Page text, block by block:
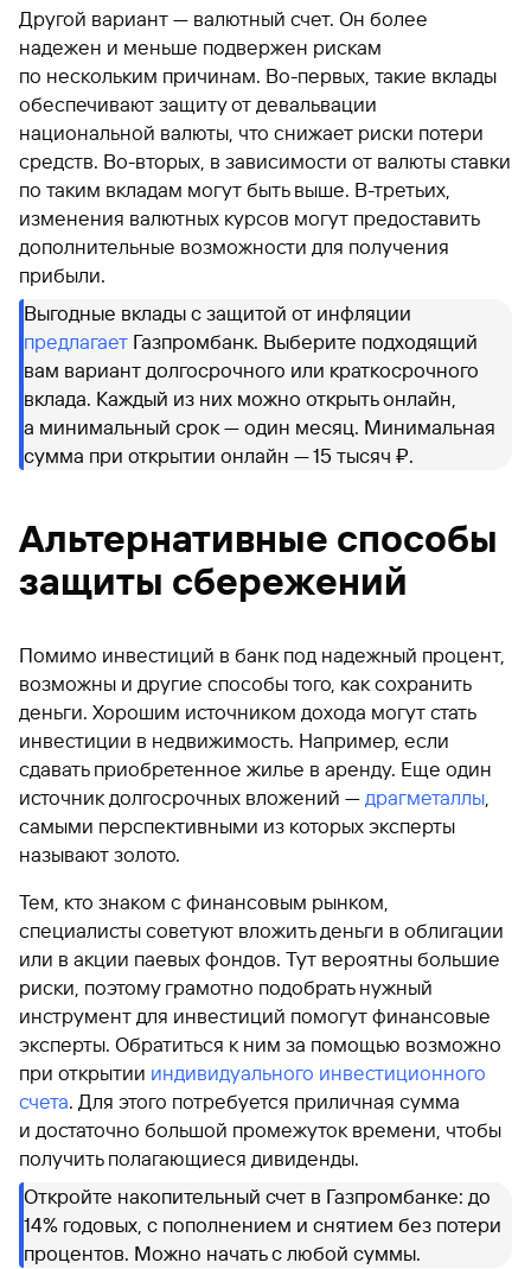
Другой вариант — валютный счет. Он более
надежен и меньше подвержен рискам
по нескольким причинам. Во-первых, такие вклады
обеспечивают защиту от девальвации
национальной валюты, что снижает риски потери
средств. Во-вторых, в зависимости от валюты ставки
по таким вкладам могут быть выше. В-третьих,
изменения валютных курсов могут предоставить
дополнительные возможности для получения
прибыли.
Выгодные вклады с защитой от инфляции
предлагает Газпромбанк. Выберите подходящий
вам вариант долгосрочного или краткосрочного
вклада. Каждый из них можно открыть онлайн,
а минимальный срок — один месяц. Минимальная
сумма при открытии онлайн — 15 тысяч ₽.
Альтернативные способы
защиты сбережений
Помимо инвестиций в банк под надежный процент,
возможны и другие способы того, как сохранить
деньги. Хорошим источником дохода могут стать
инвестиции в недвижимость. Например, если
сдавать приобретенное жилье в аренду. Еще один
источник долгосрочных вложений — драгметаллы
самыми перспективными из которых эксперты
называют золото.
Тем, кто знаком с финансовым рынком,
специалисты советуют вложить деньги в облигации
или в акции паевых фондов. Тут вероятны большие
риски, поэтому грамотно подобрать нужный
инструмент для инвестиций помогут финансовые
эксперты. Обратиться к ним за помощью возможно
при открытии индивидуального инвестиционного
счета. Для этого потребуется приличная сумма
и достаточно большой промежуток времени, чтобы
получить полагающиеся дивиденды.
Откройте накопительный счет в Газпромбанке: до
14% годовых, с пополнением и снятием без потери
процентов. Можно начать с любой суммы.